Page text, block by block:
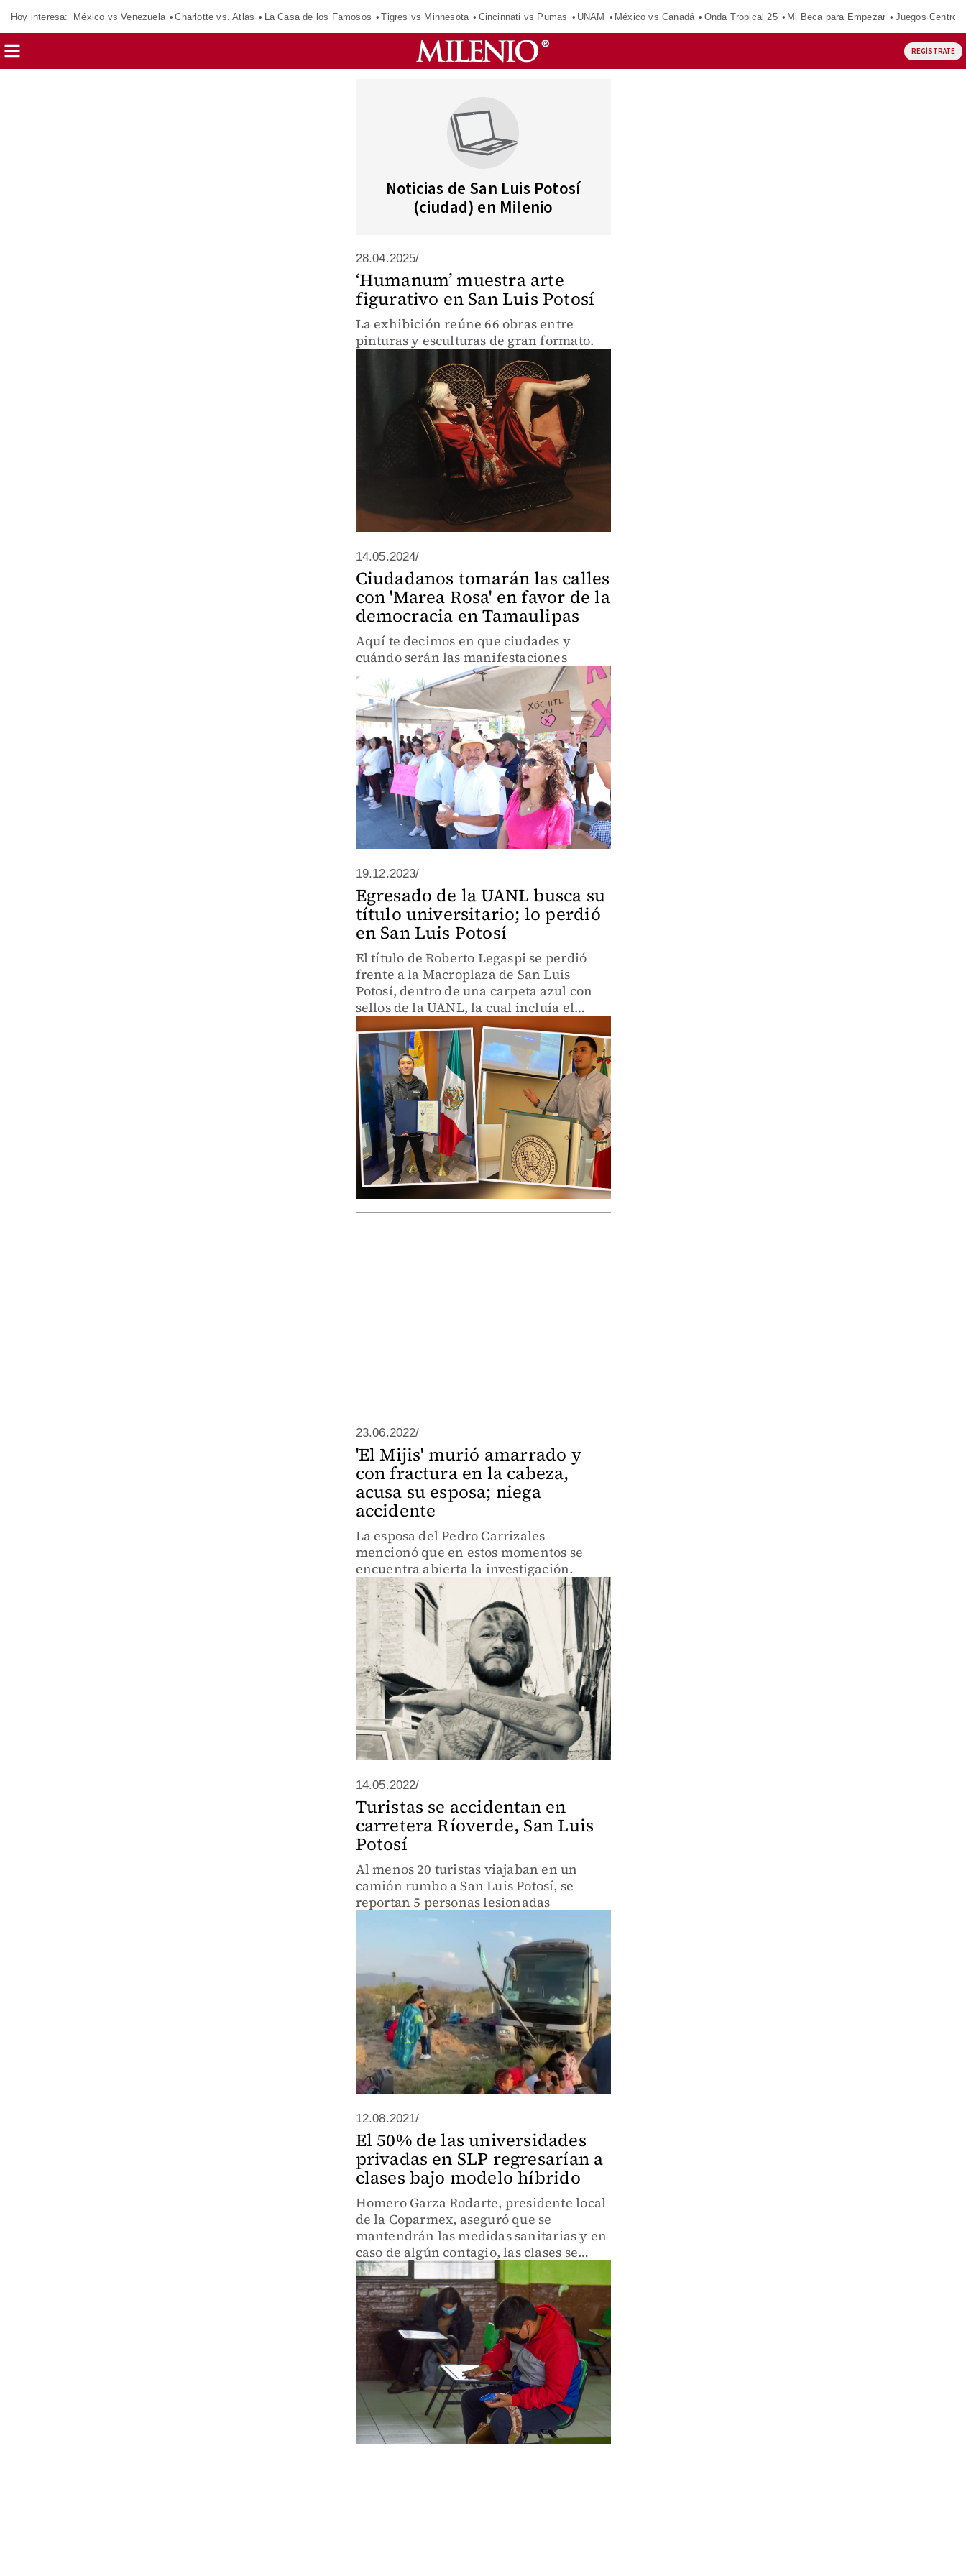
Hoy interesa: México vs Venezuela Charlotte vs. Atlas La Casa de los Famosos Tigres vs Minnesota Cincinnati vs Pumas UNAM México vs Canadá Onda Tropical 25 Mi Beca para Empezar Juegos
REGÍSTRATE
Noticias de San Luis Potosí
(ciudad) en Milenio
28.04.2025/
‘Humanum’ muestra arte
figurativo en San Luis Potosí
La exhibición reúne 66 obras entre
pinturas y esculturas de gran formato.
14.05.2024/
Ciudadanos tomarán las calles
con 'Marea Rosa' en favor de la
democracia en Tamaulipas
Aquí te decimos en que ciudades y
cuándo serán las manifestaciones
19.12.2023/
Egresado de la UANL busca su
título universitario; lo perdió
en San Luis Potosí
El título de Roberto Legaspi se perdió
frente a la Macroplaza de San Luis
Potosí, dentro de una carpeta azul con
sellos de la UANL, la cual incluía el
Kardex final de su carrera.
23.06.2022/
'El Mijis' murió amarrado y
con fractura en la cabeza,
acusa su esposa; niega
accidente
La esposa del Pedro Carrizales
mencionó que en estos momentos se
encuentra abierta la investigación.
14.05.2022/
Turistas se accidentan en
carretera Ríoverde, San Luis
Potosí
Al menos 20 turistas viajaban en un
camión rumbo a San Luis Potosí, se
reportan 5 personas lesionadas
12.08.2021/
El 50% de las universidades
privadas en SLP regresarían a
clases bajo modelo híbrido
Homero Garza Rodarte, presidente local
de la Coparmex, aseguró que se
mantendrán las medidas sanitarias y en
caso de algún contagio, las clases se
impartirán de forma virtual.